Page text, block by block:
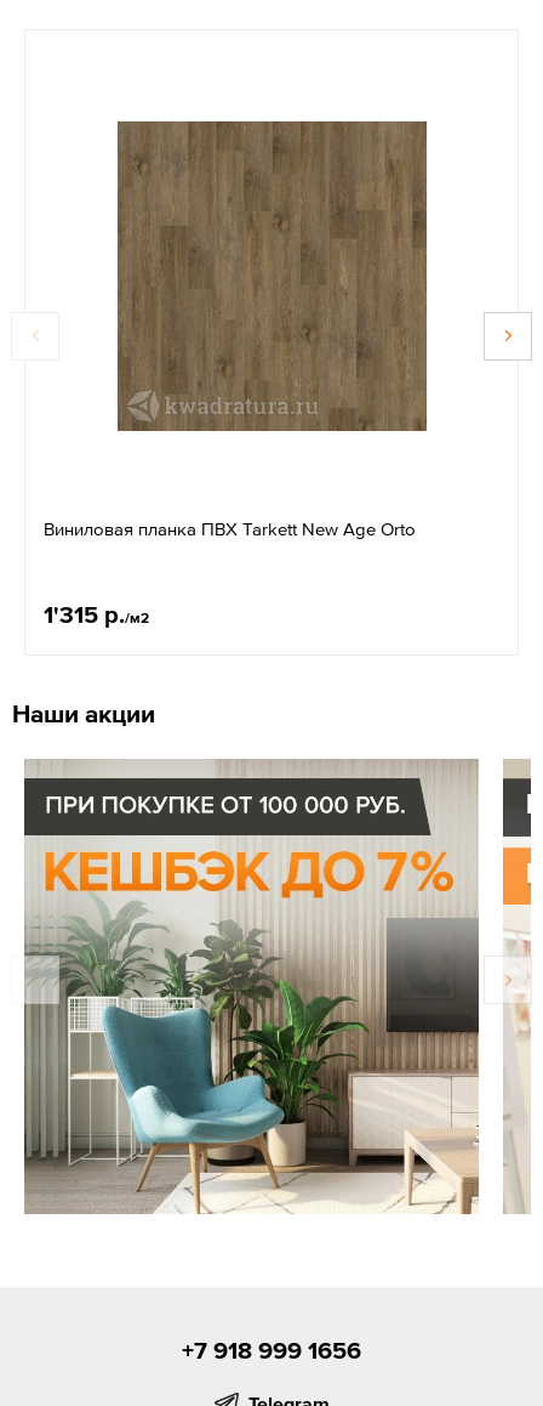
Виниловая планка ПВХ Tarkett New Age Orto
1'315 р./м2
Наши акции
+7 918 999 1656